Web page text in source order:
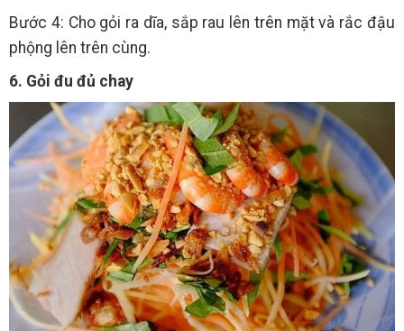
Bước 4: Cho gỏi ra dĩa, sắp rau lên trên mặt và rắc đậu
phộng lên trên cùng.
6. Gỏi đu đủ chay